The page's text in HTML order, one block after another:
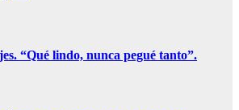
“Qué lindo, nunca pegué tanto”.